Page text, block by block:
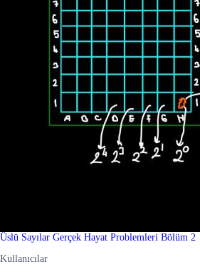
Üslü Sayılar Gerçek Hayat Problemleri Bölüm 2
Kullanıcılar